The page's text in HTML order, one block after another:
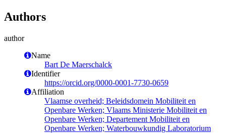
Authors
author
Name
Bart De Maerschalck
Identifier
https://orcid.org/0000-0001-7730-0659
Affiliation
Vlaamse overheid; Beleidsdomein Mobiliteit en
Openbare Werken; Vlaams Ministerie Mobiliteit en
Openbare Werken; Departement Mobiliteit en
Openbare Werken; Waterbouwkundig Laboratorium